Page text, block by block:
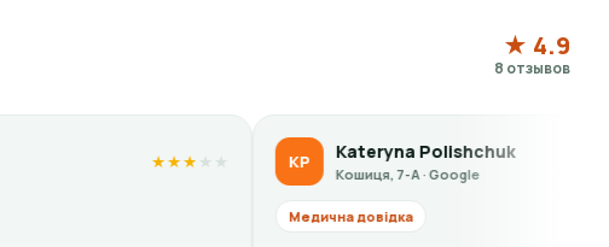
★ 4.9
8 отзывов
Kateryna Polishchuk
Кошиця, 7-А · Google
★★★★★